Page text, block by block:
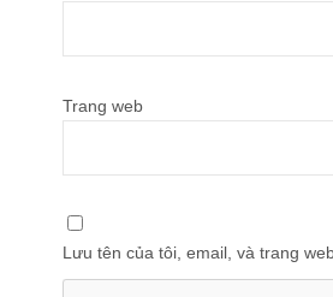
Trang web
Lưu tên của tôi, email, và trang